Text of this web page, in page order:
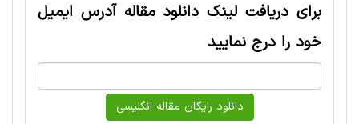
برای دریافت لینک دانلود مقاله آدرس ایمیل
خود را درج نمایید